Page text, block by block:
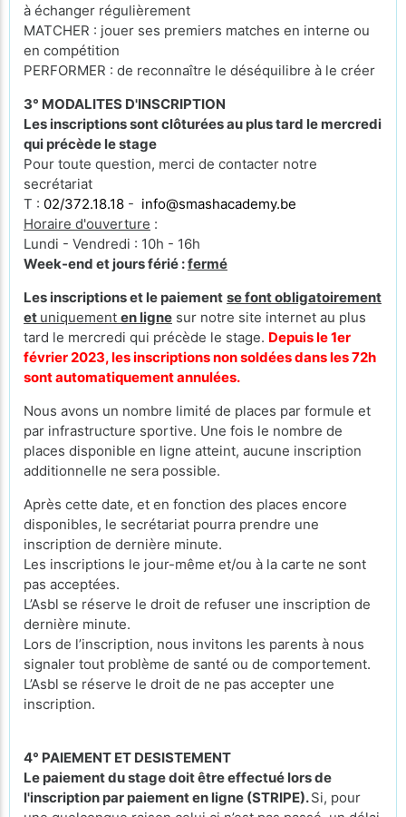
à échanger régulièrement
MATCHER : jouer ses premiers matches en interne ou
en compétition
PERFORMER : de reconnaître le déséquilibre à le créer
3° MODALITES D'INSCRIPTION
Les inscriptions sont clôturées au plus tard le mercredi
qui précède le stage
Pour toute question, merci de contacter notre
secrétariat
T : 02/372.18.18 - info@smashacademy.be
Horaire d'ouverture :
Lundi - Vendredi : 10h - 16h
Week-end et jours férié :fermé
Les inscriptions et le paiement se font obligatoirement
et uniquement en ligne sur notre site internet au plus
tard le mercredi qui précède le stage. Depuis le 1er
février 2023, les inscriptions non soldées dans les 72h
sont automatiquement annulées.
Nous avons un nombre limité de places par formule et
par infrastructure sportive. Une fois le nombre de
places disponible en ligne atteint, aucune inscription
additionnelle ne sera possible.
Après cette date, et en fonction des places encore
disponibles, le secrétariat pourra prendre une
inscription de dernière minute.
Les inscriptions le jour-même et/ou à la carte ne sont
pas acceptées.
L’Asbl se réserve le droit de refuser une inscription de
dernière minute.
Lors de l’inscription, nous invitons les parents à nous
signaler tout problème de santé ou de comportement.
L’Asbl se réserve le droit de ne pas accepter une
inscription.
4° PAIEMENT ET DESISTEMENT
Le paiement du stage doit être effectué lors de
l'inscription par paiement en ligne (STRIPE).Si, pour